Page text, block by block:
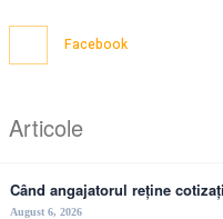
Facebook
Articole
Când angajatorul reține
August 6, 2026